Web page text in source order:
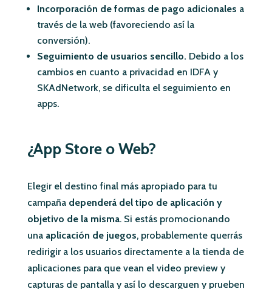
Incorporación de formas de pago adicionales a
través de la web (favoreciendo así la
conversión).
Seguimiento de usuarios sencillo. Debido a los
cambios en cuanto a privacidad en IDFA y
SKAdNetwork, se dificulta el seguimiento en
apps.
¿App Store o Web?
Elegir el destino final más apropiado para tu
campaña dependerá del tipo de aplicación y
objetivo de la misma. Si estás promocionando
una aplicación de juegos, probablemente querrás
redirigir a los usuarios directamente a la tienda de
aplicaciones para que vean el video preview y
capturas de pantalla y así lo descarguen y prueben